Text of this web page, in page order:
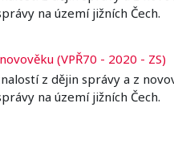
na území jižních Čech.
(VPŘ70 - 2020 - ZS)
z dějin správy a z
na území jižních Čech.